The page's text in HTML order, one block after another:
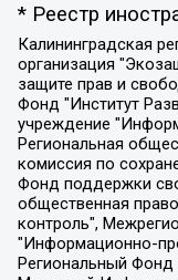
* Реестр
Калининградская региональная общественная организация "Экозащита!-Женсовет", Фонд содействия защите прав и свобод граждан "Общественный вердикт", Фонд "Институт Развития Свободы Информации", Частное учреждение "Информационное агентство МЕМО. РУ", Региональная общественная организация "Общественная комиссия по сохранению наследия академика Сахарова", Фонд поддержки свободы прессы, Санкт-Петербургская общественная правозащитная организация "Гражданский контроль", Межрегиональная общественная организация "Информационно-просветительский центр "Мемориал", Региональный Фонд "Центр Защиты Прав Средств Массовой Информации", с 05.12.2023 Фонд "Центр Защиты Прав Средств массовой информации", Региональная общественная благотворительная организация помощи беженцам и мигрантам "Гражданское содействие", Негосударственное образовательное учреждение дополнительного профессионального образования (повышение квалификации) специалистов "АКАДЕМИЯ ПО ПРАВАМ ЧЕЛОВЕКА", Свердловская региональная общественная организация "Сутяжник", Автономная некоммерческая организация "Центр независимых социологических исследований", Союз общественных объединений "Российский исследовательский центр по правам человека", Региональное общественное учреждение научно-информационный центр "МЕМОРИАЛ", Некоммерческая организация "Фонд защиты гласности", Автономная некоммерческая организация "Институт прав человека", Городская общественная организация "Екатеринбургское общество "МЕМОРИАЛ", Городская общественная организация "Рязанское историко-просветительское и правозащитное общество "Мемориал" (Рязанский Мемориал), Челябинский региональный орган общественной самодеятельности – женское общественное объединение "Женщины Евразии", Челябинский региональный орган общественной самодеятельности "Уральская правозащитная группа", Фонд содействия защите здоровья и социальной справедливости имени Андрея Рылькова, Автономная Некоммерческая Организация "Аналитический Центр Юрия Левады", Автономная некоммерческая организация социальной поддержки населения "Проект Апрель", Региональная общественная организация помощи женщинам и детям, находящимся в кризисной ситуации "Информационно-методический центр "Анна", Фонд содействия развитию массовых коммуникаций и правовому просвещению "Так-так-Так", Фонд содействия устойчивому развитию "Серебряная тайга", Свердловский региональный общественный фонд социальных проектов "Новое время", "Idel.Реалии", Кавказ.Реалии, Крым.Реалии, Телеканал Настоящее Время, Татаро-башкирская служба Радио Свобода (Azatliq Radiosi), Радио Свободная Европа/Радио Свобода (PCE/PC), "Сибирь.Реалии", "Фактограф", Благотворительный фонд помощи осужденным и их семьям, Автономная некоммерческая организация "Институт глобализации и социальных движений", Фонд "В защиту прав заключенных", Частное учреждение "Центр поддержки и содействия развитию средств массовой информации", Пензенский региональный общественный благотворительный фонд "Гражданский союз", "Север.Реалии", Некоммерческая организация Фонд "Правовая инициатива", Общество с ограниченной ответственностью "Радио Свободная Европа/Радио Свобода", Чешское информационное агентство "MEDIUM-ORIENT", Красноярская региональная общественная организация "Мы против СПИДа", Камалягин Денис Николаевич, Маркелов Сергей Евгеньевич, Пономарев Лев Александрович, Савицкая Людмила Алексеевна, Автономная некоммерческая организация "Центр по работе с проблемой насилия "НАСИЛИЮ.НЕТ", Межрегиональный профессиональный союз работников здравоохранения "Альянс врачей", Юридическое лицо, зарегистрированное в Латвийской Республике, SIA "Medusa Project" (регистрационный номер 40103797863, дата регистрации 10.06.2014), Некоммерческая организация "Фонд по борьбе с коррупцией", Автономная некоммерческая организация "Институт права и публичной политики", Баданин Роман Сергеевич, Гликин Максим Александрович, Железнова Мария Михайловна, Лукьянова Юлия Сергеевна, Маетная Елизавета Витальевна, Маняхин Петр Борисович, Чуракова Ольга Владимировна, Ярош Юлия Петровна, Юридическое лицо "The Insider SIA", зарегистрированное в Риге, Латвийская Республика (дата регистрации 26.06.2015), являющееся администратором доменного имени интернет-издания "The Insider SIA", https://theins.ru,